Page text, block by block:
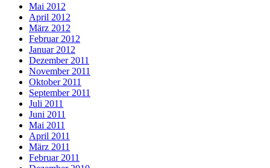
Mai 2012
April 2012
März 2012
Februar 2012
Januar 2012
Dezember 2011
November 2011
Oktober 2011
September 2011
Juli 2011
Juni 2011
Mai 2011
April 2011
März 2011
Februar 2011